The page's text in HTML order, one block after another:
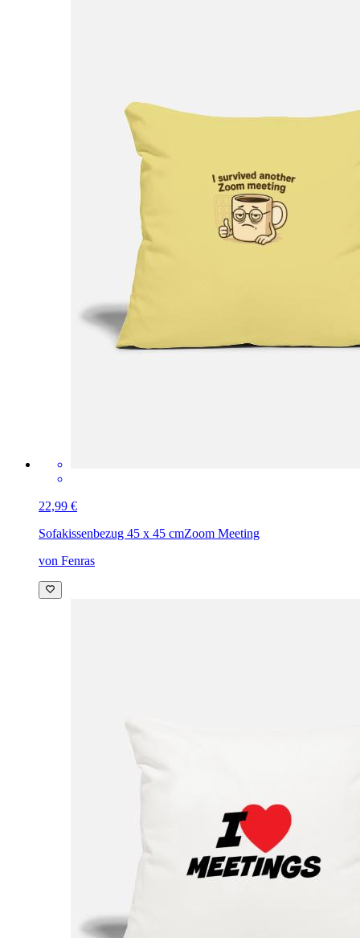
22,99 €
Sofakissenbezug 45 x 45 cmZoom Meeting
von Fenras